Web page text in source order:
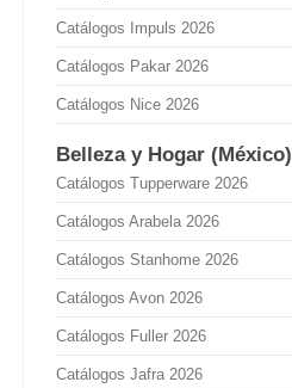
Catálogos Impuls 2026
Catálogos Pakar 2026
Catálogos Nice 2026
Belleza y Hogar (México)
Catálogos Tupperware 2026
Catálogos Arabela 2026
Catálogos Stanhome 2026
Catálogos Avon 2026
Catálogos Fuller 2026
Catálogos Jafra 2026